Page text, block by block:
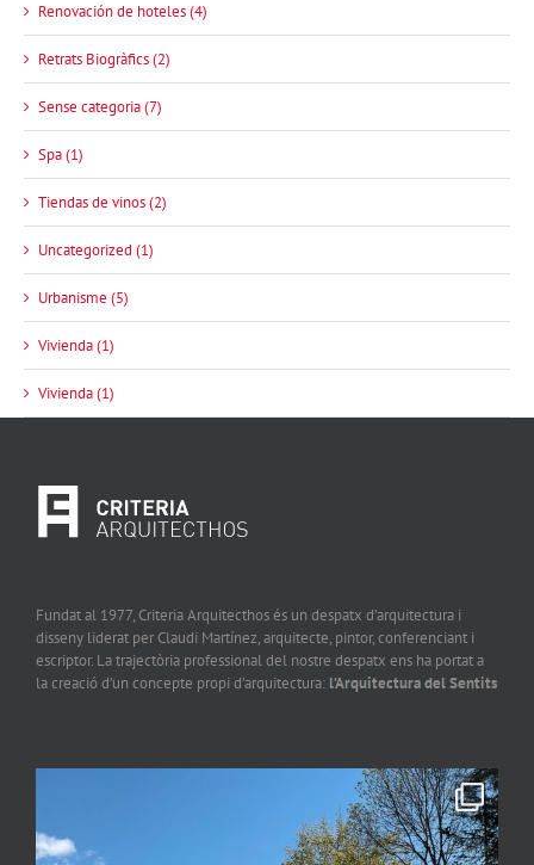
Renovación de hoteles (4)
Retrats Biogràfics (2)
Sense categoria (7)
Spa (1)
Tiendas de vinos (2)
Uncategorized (1)
Urbanisme (5)
Vivienda (1)
Vivienda (1)
Fundat al 1977, Criteria Arquitecthos és un despatx d’arquitectura i
disseny liderat per Claudi Martínez, arquitecte, pintor, conferenciant i
escriptor. La trajectòria professional del nostre despatx ens ha portat a
la creació d’un concepte propi d’arquitectura: l’Arquitectura del Sentits